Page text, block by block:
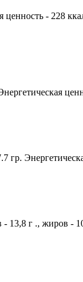
ценность - 228
гр.
г ., жиров -